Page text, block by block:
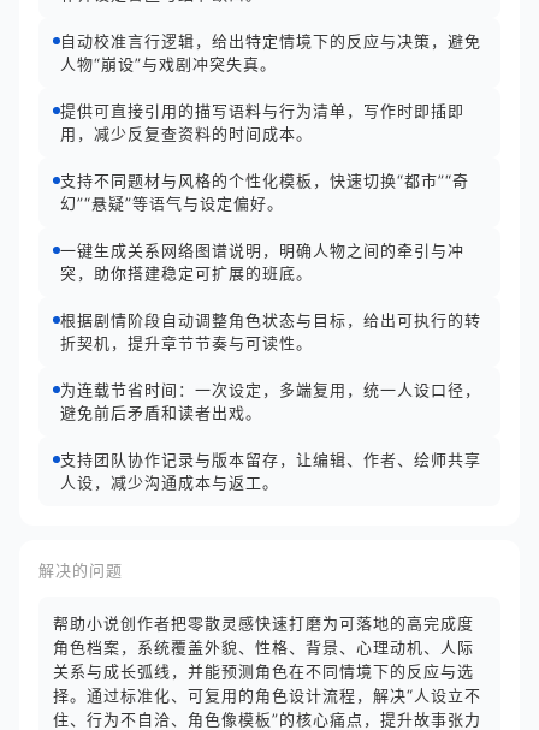
自动校准言行逻辑，给出特定情境下的反应与决策，避免
人物“崩设”与戏剧冲突失真。
提供可直接引用的描写语料与行为清单，写作时即插即
用，减少反复查资料的时间成本。
支持不同题材与风格的个性化模板，快速切换“都市”“奇
幻”“悬疑”等语气与设定偏好。
一键生成关系网络图谱说明，明确人物之间的牵引与冲
突，助你搭建稳定可扩展的班底。
根据剧情阶段自动调整角色状态与目标，给出可执行的转
折契机，提升章节节奏与可读性。
为连载节省时间：一次设定，多端复用，统一人设口径，
避免前后矛盾和读者出戏。
支持团队协作记录与版本留存，让编辑、作者、绘师共享
人设，减少沟通成本与返工。
解决的问题
帮助小说创作者把零散灵感快速打磨为可落地的高完成度
角色档案，系统覆盖外貌、性格、背景、心理动机、人际
关系与成长弧线，并能预测角色在不同情境下的反应与选
择。通过标准化、可复用的角色设计流程，解决“人设立不
住、行为不自洽、角色像模板”的核心痛点，提升故事张力